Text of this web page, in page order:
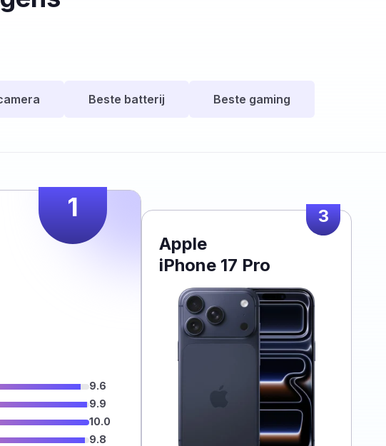
Beste batterij Beste gaming
1
9.6
9.9
10.0
9.8
3
Apple
iPhone 17 Pro